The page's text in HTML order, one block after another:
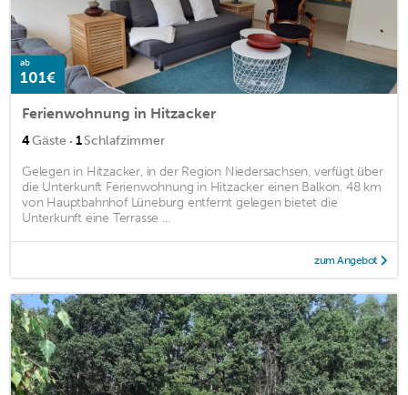
ab
101€
Ferienwohnung in Hitzacker
4Gäste · 1Schlafzimmer
Gelegen in Hitzacker, in der Region Niedersachsen, verfügt über
die Unterkunft Ferienwohnung in Hitzacker einen Balkon. 48 km
von Hauptbahnhof Lüneburg entfernt gelegen bietet die
Unterkunft eine Terrasse ...
zum Angebot